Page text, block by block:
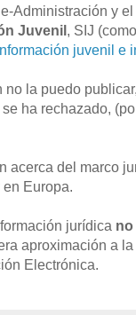
Administración y
Juvenil, SIJ
juvenil e
no la puedo
ha rechazado,
acerca del marco
Europa.
jurídica no
aproximación a
Electrónica.